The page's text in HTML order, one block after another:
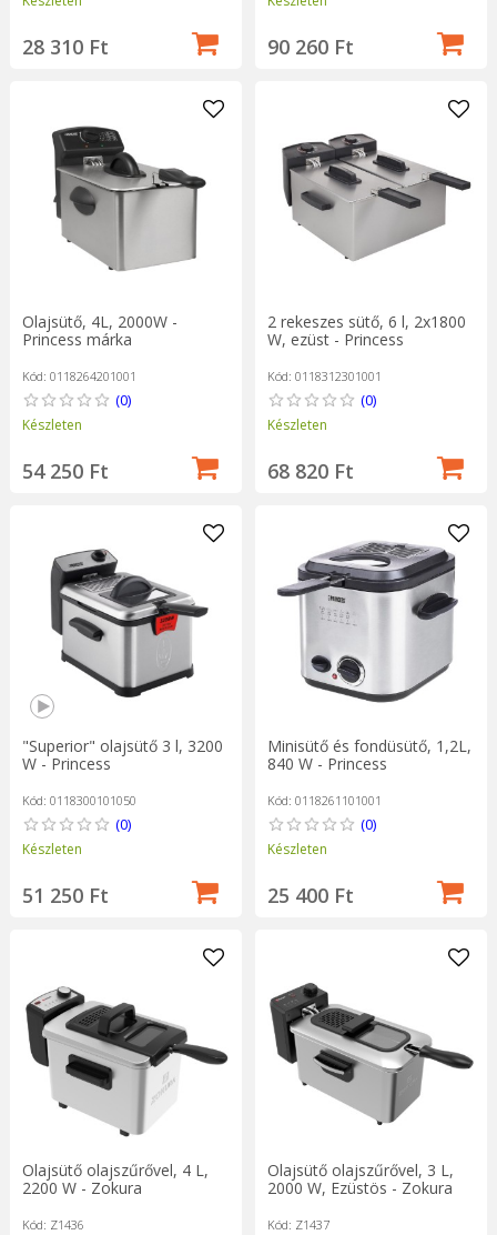
28 310 Ft 90 260 Ft
Olajsütő, 4L, 2000W -
Princess márka
Kód: 0118264201001
(0)
Készleten
54 250 Ft
2 rekeszes sütő, 6 l, 2x1800
W, ezüst - Princess
Kód: 0118312301001
(0)
Készleten
68 820 Ft
"Superior" olajsütő 3 l, 3200
W - Princess
Kód: 0118300101050
(0)
Készleten
51 250 Ft
Minisütő és fondüsütő, 1,2L,
840 W - Princess
Kód: 0118261101001
(0)
Készleten
25 400 Ft
Olajsütő olajszűrővel, 4 L,
2200 W - Zokura
Kód: Z1436
Olajsütő olajszűrővel, 3 L,
2000 W, Ezüstös - Zokura
Kód: Z1437